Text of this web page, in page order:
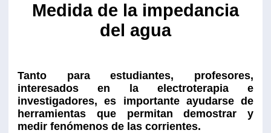
Medida de la impedancia
del agua
Tanto para estudiantes, profesores,
interesados en la electroterapia e
investigadores, es importante ayudarse de
herramientas que permitan demostrar y
medir fenómenos de las corrientes.